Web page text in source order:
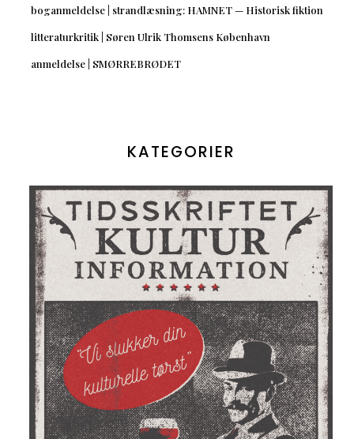
boganmeldelse | strandlæsning: HAMNET — Historisk fiktion
litteraturkritik | Søren Ulrik Thomsens København
anmeldelse | SMØRREBRØDET
KATEGORIER